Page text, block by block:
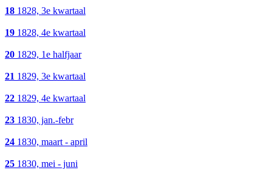
18 1828, 3e kwartaal
19 1828, 4e kwartaal
20 1829, 1e halfjaar
21 1829, 3e kwartaal
22 1829, 4e kwartaal
23 1830, jan.-febr
24 1830, maart - april
25 1830, mei - juni